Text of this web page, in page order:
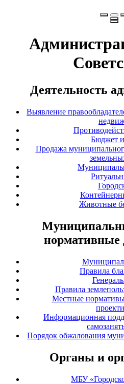
Деятельность
Выявление
Бюджет
Продажа
Животные
нормативные
Правила
Правила
Местные нормативы
Информационная
Порядок обжалования
Органы и
МБУ